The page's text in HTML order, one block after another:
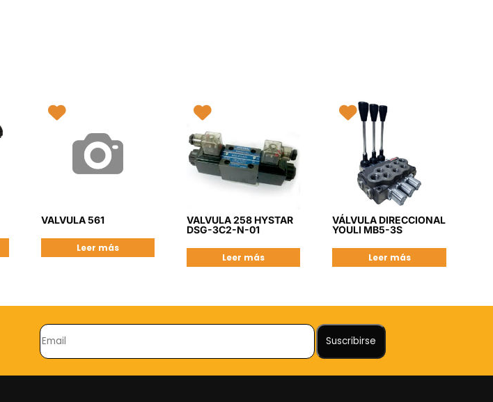
VALVULA 561
Leer más
VALVULA 258 HYSTAR
DSG-3C2-N-01
Leer más
VÁLVULA DIRECCIONAL
YOULI MB5-3S
Leer más